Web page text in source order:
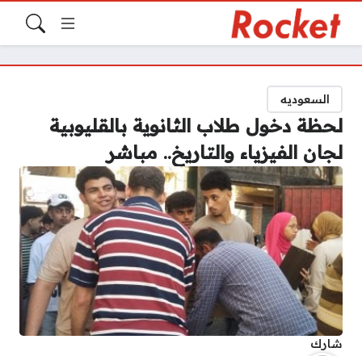
السعوديه
لحظة دخول طلاب الثانوية بالقليوبية
لجان الفيزياء والتاريخ.. مباشر
شارك